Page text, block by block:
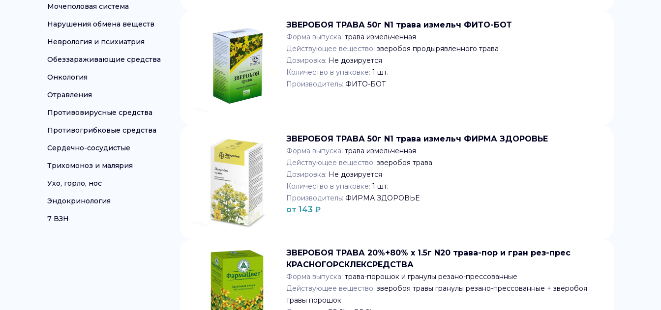
Мочеполовая система
Нарушения обмена веществ
Неврология и психиатрия
Обеззараживающие средства
Онкология
Отравления
Противовирусные средства
Противогрибковые средства
Сердечно-сосудистые
Трихомоноз и малярия
Ухо, горло, нос
Эндокринология
7 ВЗН
ЗВЕРОБОЯ ТРАВА 50г N1 трава измельч ФИТО-БОТ
Форма выпуска: трава измельченная
Действующее вещество: зверобоя продырявленного трава
Дозировка: Не дозируется
Количество в упаковке: 1 шт.
Производитель: ФИТО-БОТ
ЗВЕРОБОЯ ТРАВА 50г N1 трава измельч ФИРМА ЗДОРОВЬЕ
Форма выпуска: трава измельченная
Действующее вещество: зверобоя трава
Дозировка: Не дозируется
Количество в упаковке: 1 шт.
Производитель: ФИРМА ЗДОРОВЬЕ
от 143 ₽
ЗВЕРОБОЯ ТРАВА 20%+80% x 1.5г N20 трава-пор и гран рез-прес
КРАСНОГОРСКЛЕКСРЕДСТВА
Форма выпуска: трава-порошок и гранулы резано-прессованные
Действующее вещество: зверобоя травы гранулы резано-прессованные + зверобоя
травы порошок